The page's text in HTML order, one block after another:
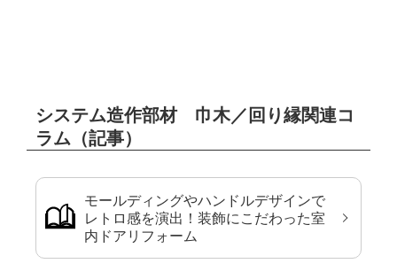
システム造作部材 巾木／回り縁関連コ
ラム（記事）
モールディングやハンドルデザインで
レトロ感を演出！装飾にこだわった室
内ドアリフォーム